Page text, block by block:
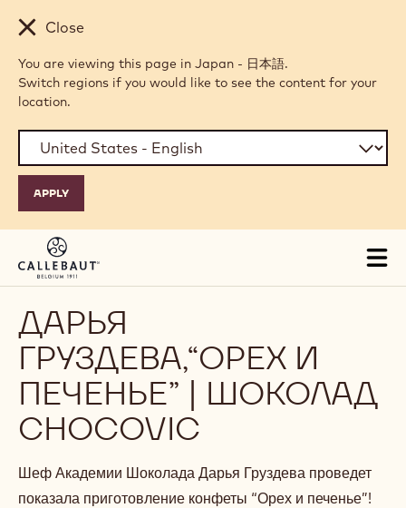
Skip to main content
Close
You are viewing this page in Japan - 日本語.
Switch regions if you would like to see the content for your
location.
ДАРЬЯ
ГРУЗДЕВА,“ОРЕХ И
ПЕЧЕНЬЕ” | ШОКОЛАД
CHOCOVIC
Шеф Академии Шоколада Дарья Груздева проведет
показала приготовление конфеты “Орех и печенье”!